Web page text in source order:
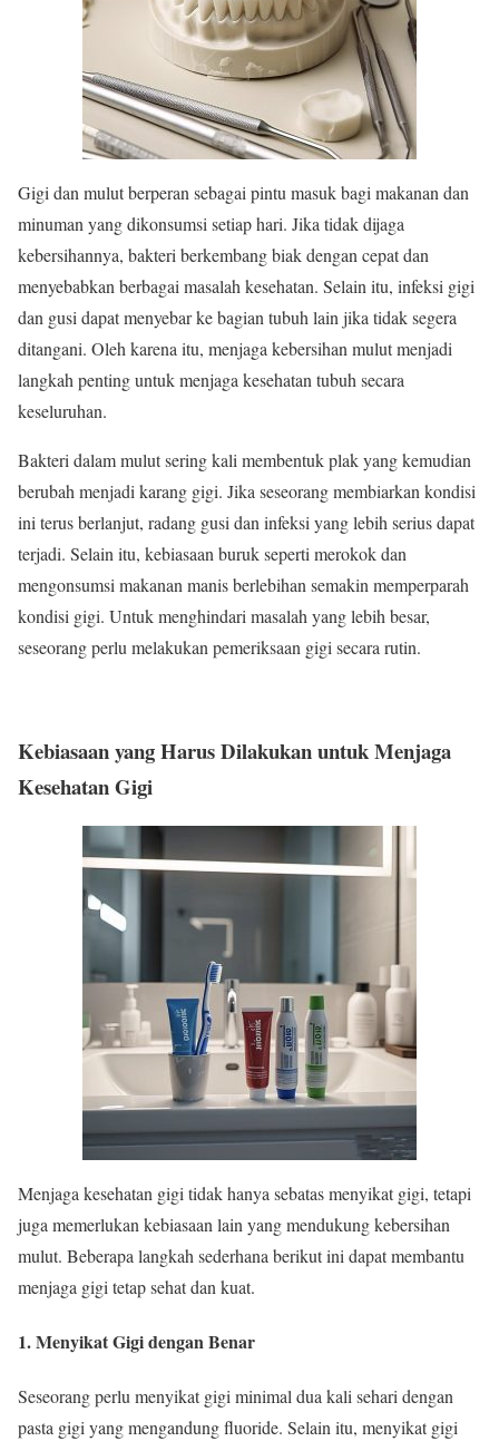
Gigi dan mulut berperan sebagai pintu masuk bagi makanan dan
minuman yang dikonsumsi setiap hari. Jika tidak dijaga
kebersihannya, bakteri berkembang biak dengan cepat dan
menyebabkan berbagai masalah kesehatan. Selain itu, infeksi gigi
dan gusi dapat menyebar ke bagian tubuh lain jika tidak segera
ditangani. Oleh karena itu, menjaga kebersihan mulut menjadi
langkah penting untuk menjaga kesehatan tubuh secara
keseluruhan.
Bakteri dalam mulut sering kali membentuk plak yang kemudian
berubah menjadi karang gigi. Jika seseorang membiarkan kondisi
ini terus berlanjut, radang gusi dan infeksi yang lebih serius dapat
terjadi. Selain itu, kebiasaan buruk seperti merokok dan
mengonsumsi makanan manis berlebihan semakin memperparah
kondisi gigi. Untuk menghindari masalah yang lebih besar,
seseorang perlu melakukan pemeriksaan gigi secara rutin.
Kebiasaan yang Harus Dilakukan untuk Menjaga
Kesehatan Gigi
Menjaga kesehatan gigi tidak hanya sebatas menyikat gigi, tetapi
juga memerlukan kebiasaan lain yang mendukung kebersihan
mulut. Beberapa langkah sederhana berikut ini dapat membantu
menjaga gigi tetap sehat dan kuat.
1. Menyikat Gigi dengan Benar
Seseorang perlu menyikat gigi minimal dua kali sehari dengan
pasta gigi yang mengandung fluoride. Selain itu, menyikat gigi